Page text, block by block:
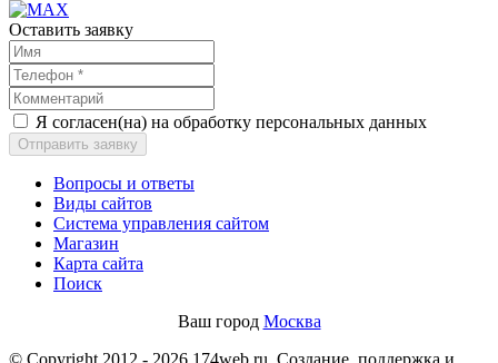
Оставить заявку
Я согласен(на) на обработку персональных данных
Отправить заявку
Вопросы и ответы
Виды сайтов
Система управления сайтом
Магазин
Карта сайта
Поиск
Ваш город Москва
© Copyright 2012 - 2026 174web.ru. Создание, поддержка и